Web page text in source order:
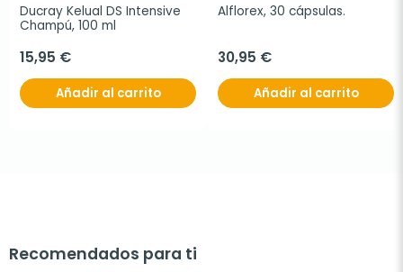
Ducray Kelual DS Intensive
Champú, 100 ml
15,95 €
Añadir al carrito
Alflorex, 30 cápsulas.
30,95 €
Añadir al carrito
Recomendados para ti